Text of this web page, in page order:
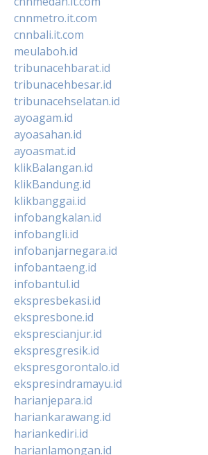
cnnmetro.it.com
cnnbali.it.com
meulaboh.id
tribunacehbarat.id
tribunacehbesar.id
tribunacehselatan.id
ayoagam.id
ayoasahan.id
ayoasmat.id
klikBalangan.id
klikBandung.id
klikbanggai.id
infobangkalan.id
infobangli.id
infobanjarnegara.id
infobantaeng.id
infobantul.id
ekspresbekasi.id
ekspresbone.id
eksprescianjur.id
ekspresgresik.id
ekspresgorontalo.id
ekspresindramayu.id
harianjepara.id
hariankarawang.id
hariankediri.id
harianlamongan.id